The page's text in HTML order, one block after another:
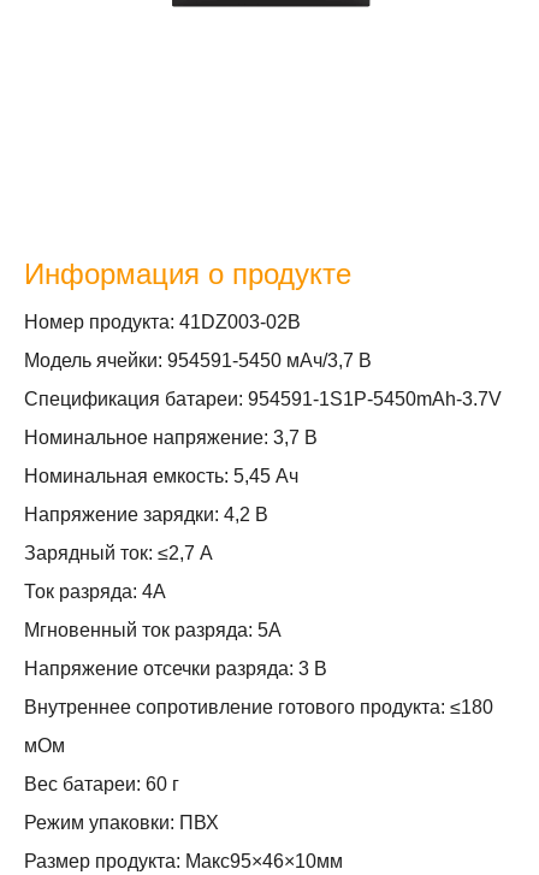
Информация о продукте
Номер продукта: 41DZ003-02B
Модель ячейки: 954591-5450 мАч/3,7 В
Спецификация батареи: 954591-1S1P-5450mAh-3.7V
Номинальное напряжение: 3,7 В
Номинальная емкость: 5,45 Ач
Напряжение зарядки: 4,2 В
Зарядный ток: ≤2,7 А
Ток разряда: 4А
Мгновенный ток разряда: 5А
Напряжение отсечки разряда: 3 В
Внутреннее сопротивление готового продукта: ≤180
мОм
Вес батареи: 60 г
Режим упаковки: ПВХ
Размер продукта: Макс95×46×10мм